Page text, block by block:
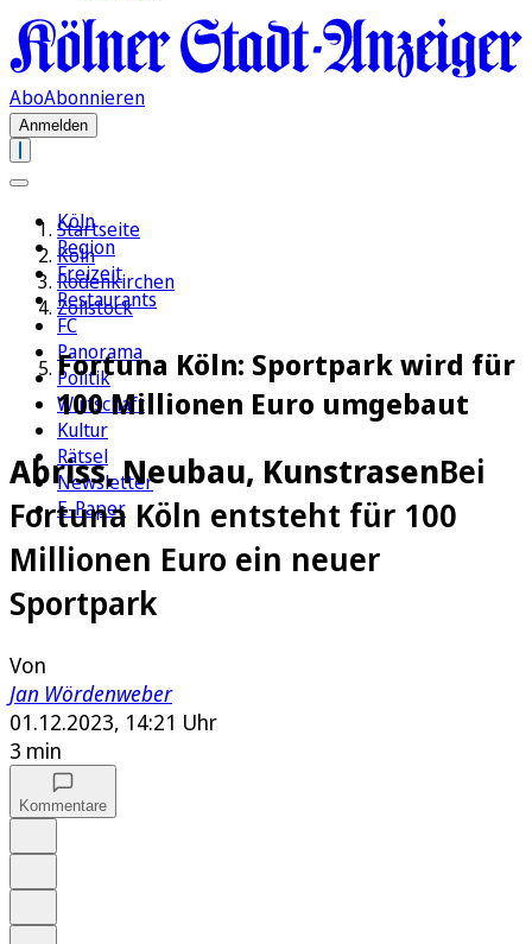
AboAbonnieren
Anmelden
Köln
Region
Freizeit
Restaurants
FC
Panorama
Politik
Wirtschaft
Kultur
Rätsel
Newsletter
E-Paper
Startseite
Köln
Rodenkirchen
Zollstock
Fortuna Köln: Sportpark wird für
100 Millionen Euro umgebaut
Abriss, Neubau, KunstrasenBei
Fortuna Köln entsteht für 100
Millionen Euro ein neuer
Sportpark
Von
Jan Wördenweber
01.12.2023, 14:21 Uhr
3 min
Kommentare